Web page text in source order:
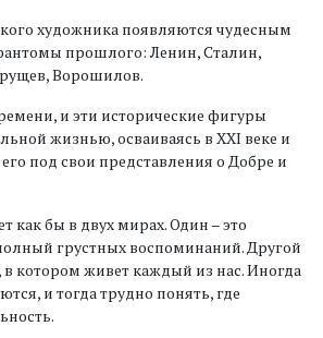
художника появляются чудесным
прошлого: Ленин, Сталин,
Ворошилов.
и эти исторические фигуры
жизнью, осваиваясь в XXI веке и
под свои представления о Добре и
как бы в двух мирах. Один – это
грустных воспоминаний. Другой
в котором живет каждый из нас. Иногда
и тогда трудно понять, где